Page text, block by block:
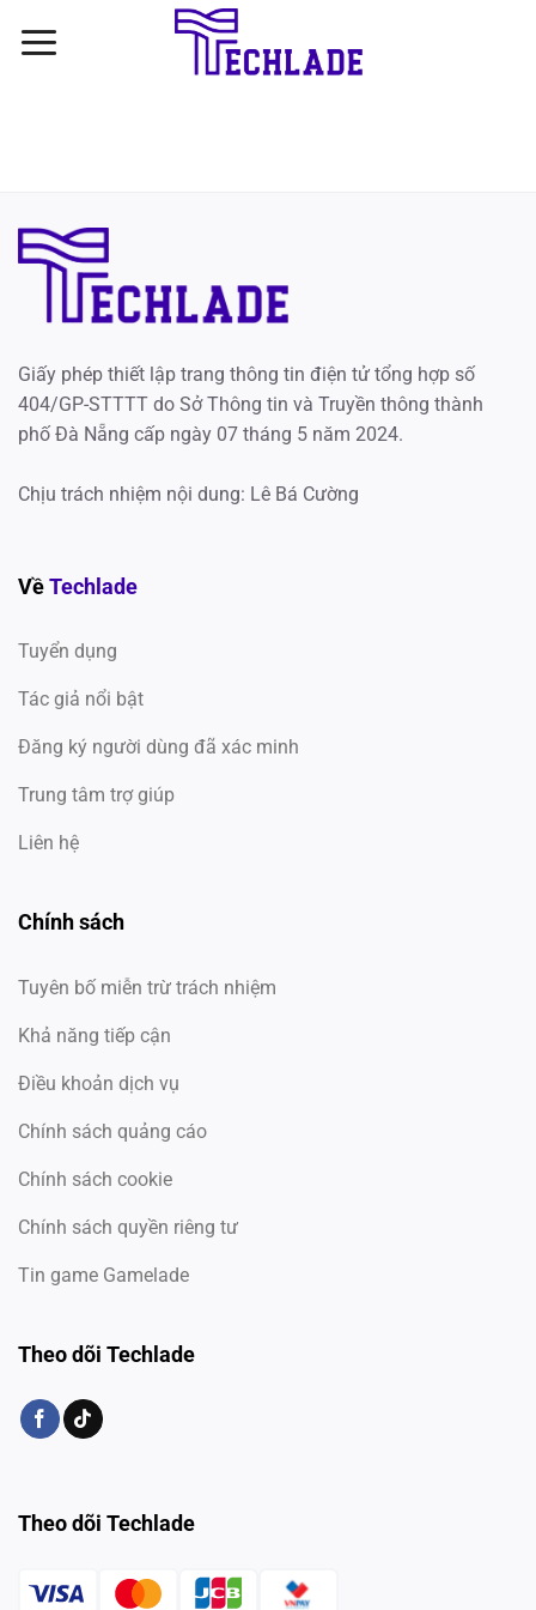
qua
Giấy phép thiết lập trang thông tin điện tử tổng hợp số
404/GP-STTTT do Sở Thông tin và Truyền thông thành
phố Đà Nẵng cấp ngày 07 tháng 5 năm 2024.
Chịu trách nhiệm nội dung: Lê Bá Cường
Về Techlade
Tuyển dụng
Tác giả nổi bật
Đăng ký người dùng đã xác minh
Trung tâm trợ giúp
Liên hệ
Chính sách
Tuyên bố miễn trừ trách nhiệm
Khả năng tiếp cận
Điều khoản dịch vụ
Chính sách quảng cáo
Chính sách cookie
Chính sách quyền riêng tư
Tin game Gamelade
Theo dõi Techlade
Theo dõi Techlade